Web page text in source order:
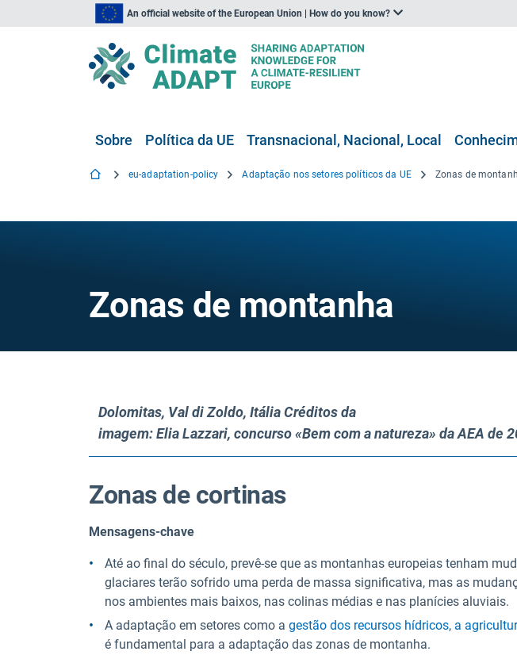
An official website of the European Union | How do you know?
Sobre Política da UE Transnacional, Nacional, Local
eu-adaptation-policy Adaptação nos setores políticos da UE Zonas de
Zonas de montanha
Dolomitas, Val di Zoldo, Itália Créditos da
imagem: Elia Lazzari, concurso «Bem com a natureza» da AEA de
Zonas de cortinas
Mensagens-chave
Até ao final do século, prevê-se que as montanhas europeias tenham
glaciares terão sofrido uma perda de massa significativa, mas as
nos ambientes mais baixos, nas colinas médias e nas planícies aluviais.
A adaptação em setores como a gestão dos recursos hídricos, a
é fundamental para a adaptação das zonas de montanha.